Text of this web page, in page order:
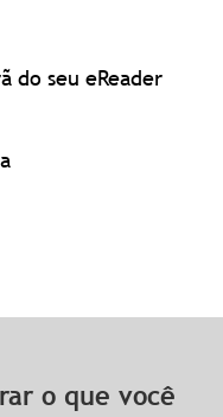
do seu eReader
o que você